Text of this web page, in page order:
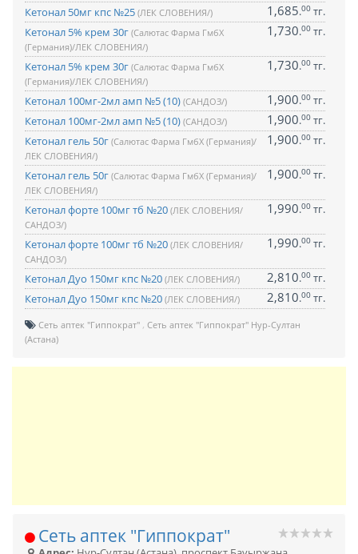
Кетонал 50мг кпс №25 (ЛЕК СЛОВЕНИЯ/) 1,685.00 тг.
Кетонал 5% крем 30г (Салютас Фарма ГмбХ
(Германия)/ЛЕК СЛОВЕНИЯ/)
1,730.00 тг.
Кетонал 5% крем 30г (Салютас Фарма ГмбХ
(Германия)/ЛЕК СЛОВЕНИЯ/)
1,730.00 тг.
Кетонал 100мг-2мл амп №5 (10) (САНДОЗ/) 1,900.00 тг.
Кетонал 100мг-2мл амп №5 (10) (САНДОЗ/) 1,900.00 тг.
Кетонал гель 50г (Салютас Фарма ГмбХ (Германия)/
ЛЕК СЛОВЕНИЯ/)
1,900.00 тг.
Кетонал гель 50г (Салютас Фарма ГмбХ (Германия)/
ЛЕК СЛОВЕНИЯ/)
1,900.00 тг.
Кетонал форте 100мг тб №20 (ЛЕК СЛОВЕНИЯ/
САНДОЗ/)
1,990.00 тг.
Кетонал форте 100мг тб №20 (ЛЕК СЛОВЕНИЯ/
САНДОЗ/)
1,990.00 тг.
Кетонал Дуо 150мг кпс №20 (ЛЕК СЛОВЕНИЯ/) 2,810.00 тг.
Кетонал Дуо 150мг кпс №20 (ЛЕК СЛОВЕНИЯ/) 2,810.00 тг.
Сеть аптек "Гиппократ" Сеть аптек "Гиппократ" Нур-Султан
(Астана)
Сеть аптек "Гиппократ"